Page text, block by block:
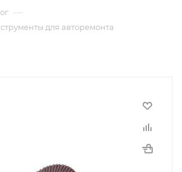
—
для авторемонта